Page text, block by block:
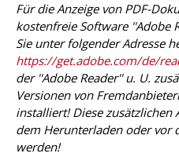
Für die Anzeige von PDF-
kostenfreie Software ''Adobe
Sie unter folgender Adresse
https://get.adobe.com/de/
der ''Adobe Reader'' u. U.
Versionen von
installiert! Diese zusätzlichen
dem Herunterladen oder vor
werden!